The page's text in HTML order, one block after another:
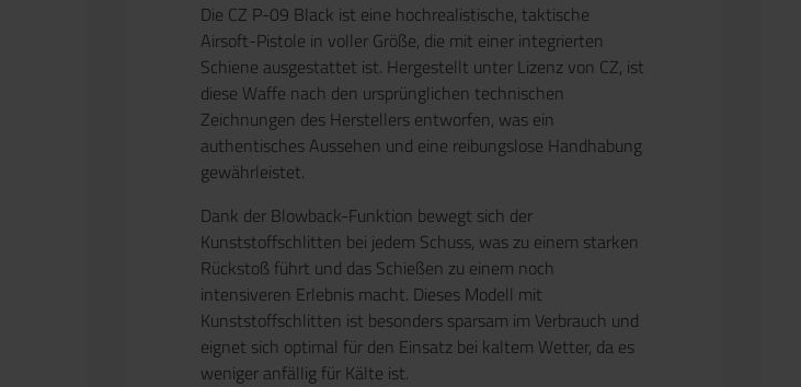
Die CZ P-09 Black ist eine hochrealistische, taktische
Airsoft-Pistole in voller Größe, die mit einer integrierten
Schiene ausgestattet ist. Hergestellt unter Lizenz von CZ, ist
diese Waffe nach den ursprünglichen technischen
Zeichnungen des Herstellers entworfen, was ein
authentisches Aussehen und eine reibungslose Handhabung
gewährleistet.
Dank der Blowback-Funktion bewegt sich der
Kunststoffschlitten bei jedem Schuss, was zu einem starken
Rückstoß führt und das Schießen zu einem noch
intensiveren Erlebnis macht. Dieses Modell mit
Kunststoffschlitten ist besonders sparsam im Verbrauch und
eignet sich optimal für den Einsatz bei kaltem Wetter, da es
weniger anfällig für Kälte ist.